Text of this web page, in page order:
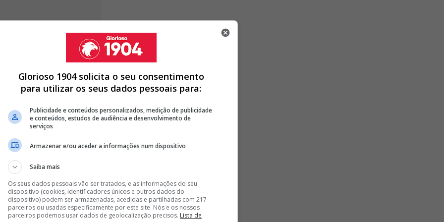
e até acabar a carreira vou tê-
NA GESTÃO DE RUI COSTA: "O PROBLEMA DO BENFICA É..."
APÓS O ESTORIL - PORTO: "É UMA FRUSTRAÇÃO"
E AFIRMA: "A SUA QUALIDADE..."
>
hipócrita e estar aqui a dizer que é um objetivo
mas é um sonho e até acabar a carreira vou
Glorioso 1904 solicita o seu consentimento
para utilizar os seus dados pessoais para:
Publicidade e conteúdos personalizados, medição de publicidade
e conteúdos, estudos de audiência e desenvolvimento de
serviços
Armazenar e/ou aceder a informações num dispositivo
Saiba mais
Os seus dados pessoais vão ser tratados, e as informações do seu
dispositivo (cookies, identificadores únicos e outros dados do
dispositivo) podem ser armazenadas, acedidas e partilhadas com 217
parceiros ou usadas especificamente por este site. Nós e os nossos
parceiros podemos usar dados de geolocalização precisos. Lista de